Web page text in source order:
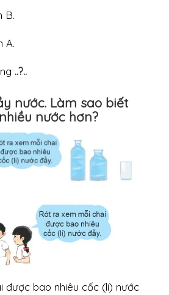
B.
A.
..?..
nước. Làm sao biết
nước hơn?
được bao nhiêu cốc (li) nước